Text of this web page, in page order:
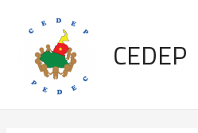
content
CEDEP
for: